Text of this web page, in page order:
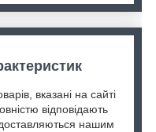
вказані на сайті
відповідають
нашим